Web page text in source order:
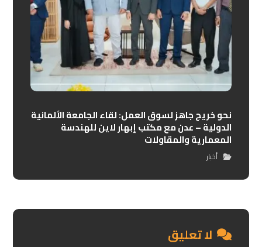
نحو خريج جاهز لسوق العمل: لقاء الجامعة الألمانية
الدولية – عدن مع مكتب إبهار لاين للهندسة
المعمارية والمقاولات
أخبار
لا تعليق